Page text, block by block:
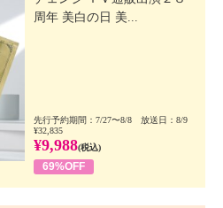
周年 美白の日 美...
先行予約期間：7/27〜8/8 放送日：8/9
¥32,835
¥9,988(税込)
69%OFF